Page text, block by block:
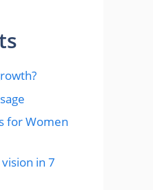
for Women
in 7